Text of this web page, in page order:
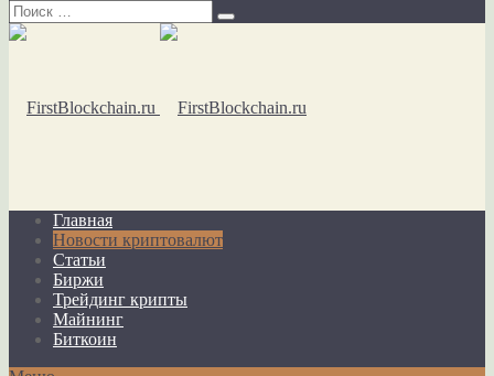
Главная
Новости криптовалют
Статьи
Биржи
Трейдинг крипты
Майнинг
Биткоин